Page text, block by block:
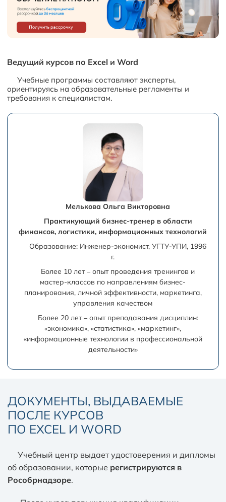
Ведущий курсов по Excel и Word
Учебные программы составляют эксперты,
ориентируясь на образовательные регламенты и
требования к специалистам.
Мелькова Ольга Викторовна
Практикующий бизнес-тренер в области
финансов, логистики, информационных технологий
Образование: Инженер-экономист, УГТУ-УПИ, 1996
г.
Более 10 лет – опыт проведения тренингов и
мастер-классов по направлениям бизнес-
планирования, личной эффективности, маркетинга,
управления качеством
Более 20 лет – опыт преподавания дисциплин:
«экономика», «статистика», «маркетинг»,
«информационные технологии в профессиональной
деятельности»
ДОКУМЕНТЫ, ВЫДАВАЕМЫЕ
ПОСЛЕ КУРСОВ
ПО EXCEL И WORD
Учебный центр выдает удостоверения и дипломы
об образовании, которые регистрируются в
Рособрнадзоре.